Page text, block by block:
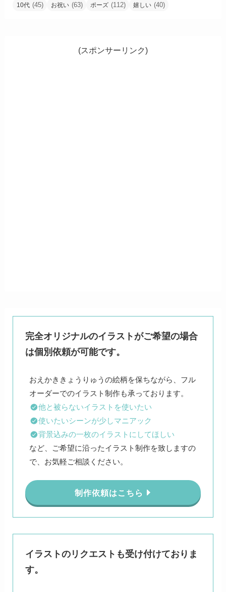
10代 (45) お祝い (63) ポーズ (112) 嬉しい (40)
(スポンサーリンク)
完全オリジナルのイラストがご希望の場合
は個別依頼が可能です。
おえかききょうりゅうの絵柄を保ちながら、フル
他と被らないイラストを使いたい
使いたいシーンが少しマニアック
背景込みの一枚のイラストにしてほしい
など、ご希望に沿ったイラスト制作を致しますの
で、お気軽ご相談ください。
制作依頼はこちら
イラストのリクエストも受け付けておりま
す。